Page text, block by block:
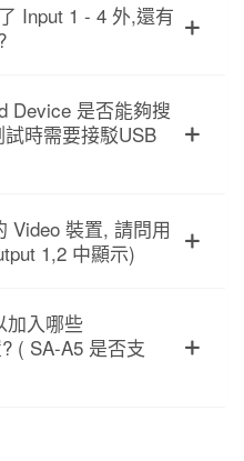
Input 1 - 4 外,還有
Device 是否能夠搜
時需要接駁USB
Video 裝置, 請問用
1,2 中顯示)
加入哪些
( SA-A5 是否支